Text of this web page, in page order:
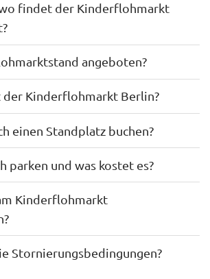
findet der Kinderflohmarkt
angeboten?
der Kinderflohmarkt Berlin?
einen Standplatz buchen?
parken und was kostet es?
Kinderflohmarkt
Stornierungsbedingungen?